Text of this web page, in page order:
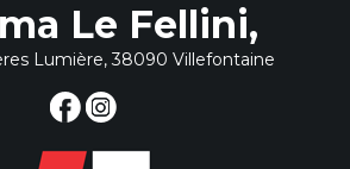
Le Fellini,
Lumière, 38090 Villefontaine